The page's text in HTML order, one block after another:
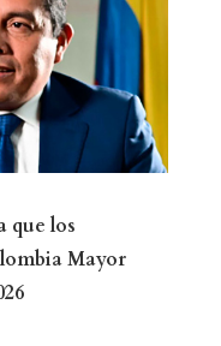
que los
Mayor